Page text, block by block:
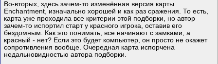
Во-вторых, здесь зачем-то изменённая версия карты
Enchantment, изначально хорошей и как раз сражения. То есть,
карта уже проходила все критерии этой подборки, но автор
зачем-то испортил старт у красного игрока, оставив его
бездомным. Как это понимать, все начинают с замками, а
красный - нет? Если это будет компьютер, он просто не окажет
сопротивления вообще. Очередная карта испорчена
недальновидностью автора подборки.